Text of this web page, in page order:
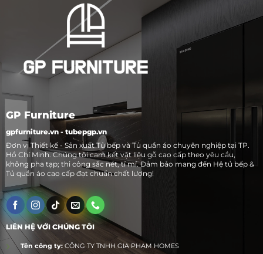
GP Furniture
gpfurniture.vn - tubepgp.vn
Đơn vị Thiết kế - Sản xuất Tủ bếp và Tủ quần áo chuyên nghiệp tại TP.
Hồ Chí Minh. Chúng tôi cam kết vật liệu gỗ cao cấp theo yêu cầu,
không pha tạp; thi công sắc nét, tỉ mỉ. Đảm bảo mang đến Hệ tủ bếp &
Tủ quần áo cao cấp đạt chuẩn chất lượng!
LIÊN HỆ VỚI CHÚNG TÔI
Tên công ty:CÔNG TY TNHH GIA PHẠM HOMES